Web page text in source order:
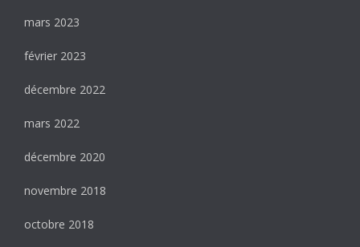
mars 2023
février 2023
décembre 2022
mars 2022
décembre 2020
novembre 2018
octobre 2018